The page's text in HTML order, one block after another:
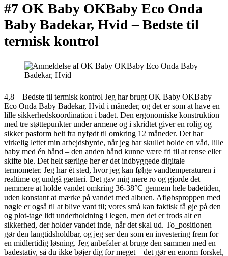
#7 OK Baby OKBaby Eco Onda
Baby Badekar, Hvid –Bedste til
termisk kontrol
4,8 – Bedste til termisk kontrol Jeg har brugt OK Baby OKBaby
Eco Onda Baby Badekar, Hvid i måneder, og det er som at have en
lille sikkerhedskoordination i badet. Den ergonomiske konstruktion
med tre støttepunkter under armene og i skridtet giver en rolig og
sikker pasform helt fra nyfødt til omkring 12 måneder. Det har
virkelig lettet min arbejdsbyrde, når jeg har skullet holde en våd, lille
baby med én hånd – den anden hånd kunne være fri til at rense eller
skifte ble. Det helt særlige her er det indbyggede digitale
termometer. Jeg har ét sted, hvor jeg kan følge vandtemperaturen i
realtime og undgå gætteri. Det gav mig mere ro og gjorde det
nemmere at holde vandet omkring 36-38°C gennem hele badetiden,
uden konstant at mærke på vandet med albuen. Afløbsproppen med
nøgle er også til at blive vant til; vores små kan faktisk få øje på den
og plot-tage lidt underholdning i legen, men det er trods alt en
sikkerhed, der holder vandet inde, når det skal ud. To_positionen
gør den langtidsholdbar, og jeg ser den som en investering frem for
en midlertidig løsning. Jeg anbefaler at bruge den sammen med en
badestativ, så du ikke bøjer dig for meget – det gør en enorm forskel,